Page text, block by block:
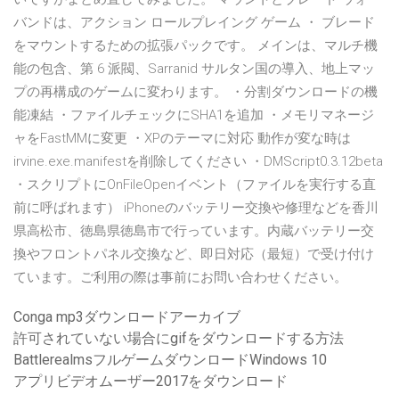
バンドは、アクション ロールプレイング ゲーム ・ ブレード
をマウントするための拡張パックです。 メインは、マルチ機
能の包含、第 6 派閥、Sarranid サルタン国の導入、地上マッ
プの再構成のゲームに変わります。 ・分割ダウンロードの機
能凍結 ・ファイルチェックにSHA1を追加 ・メモリマネージ
ャをFastMMに変更 ・XPのテーマに対応 動作が変な時は
irvine.exe.manifestを削除してください ・DMScript0.3.12beta
・スクリプトにOnFileOpenイベント（ファイルを実行する直
前に呼ばれます） iPhoneのバッテリー交換や修理などを香川
県高松市、徳島県徳島市で行っています。内蔵バッテリー交
換やフロントパネル交換など、即日対応（最短）で受け付け
ています。ご利用の際は事前にお問い合わせください。
Conga mp3ダウンロードアーカイブ
許可されていない場合にgifをダウンロードする方法
BattlerealmsフルゲームダウンロードWindows 10
アプリビデオムーザー2017をダウンロード